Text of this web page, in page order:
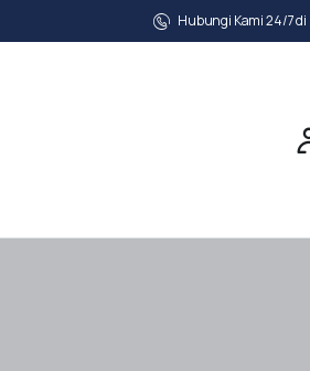
Hubungi Kami 24/7 di